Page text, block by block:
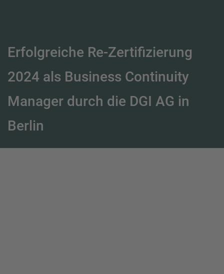
Erfolgreiche Re-Zertifizierung
2024 als Business Continuity
Manager durch die DGI AG in
Berlin